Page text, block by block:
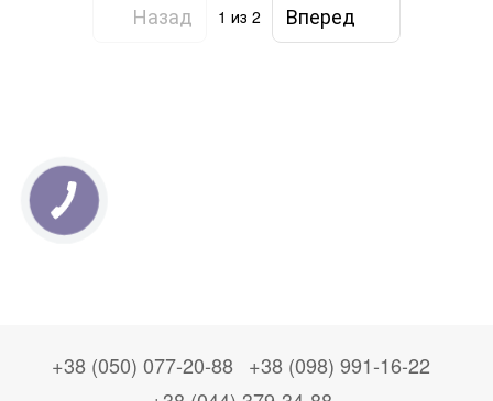
Назад 1 из 2 Вперед
+38 (050) 077-20-88 +38 (098) 991-16-22